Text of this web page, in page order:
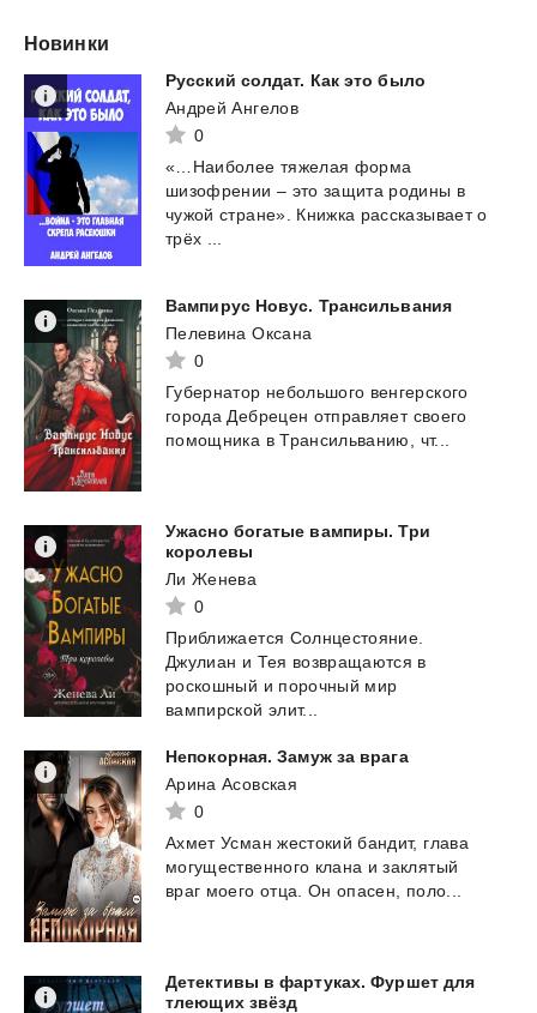
Новинки
Русский солдат. Как это было
Андрей Ангелов
0
«…Наиболее тяжелая форма
шизофрении – это защита родины в
чужой стране». Книжка рассказывает о
трёх ...
Вампирус Новус. Трансильвания
Пелевина Оксана
0
Губернатор небольшого венгерского
города Дебрецен отправляет своего
помощника в Трансильванию, чт...
Ужасно богатые вампиры. Три
королевы
Ли Женева
0
Приближается Солнцестояние.
Джулиан и Тея возвращаются в
роскошный и порочный мир
вампирской элит...
Непокорная. Замуж за врага
Арина Асовская
0
Ахмет Усман жестокий бандит, глава
могущественного клана и заклятый
враг моего отца. Он опасен, поло...
Детективы в фартуках. Фуршет для
тлеющих звёзд